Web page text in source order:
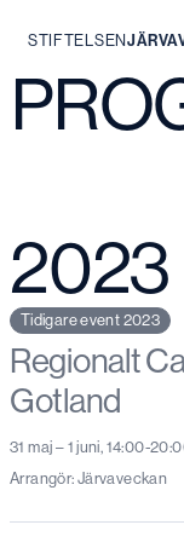
Hoppa
till
innehåll
STIFTELSEN
2023
Tidigare event 2023
Regionalt
Gotland
31 maj – 1 juni, 14:00-
Arrangör: Järvaveckan